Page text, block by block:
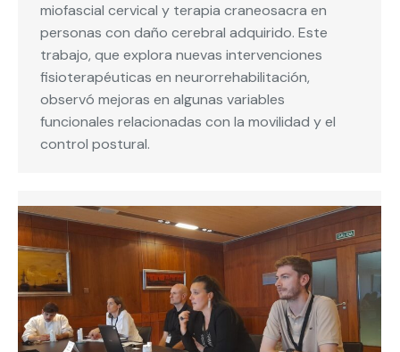
miofascial cervical y terapia craneosacra en
personas con daño cerebral adquirido. Este
trabajo, que explora nuevas intervenciones
fisioterapéuticas en neurorrehabilitación,
observó mejoras en algunas variables
funcionales relacionadas con la movilidad y el
control postural.